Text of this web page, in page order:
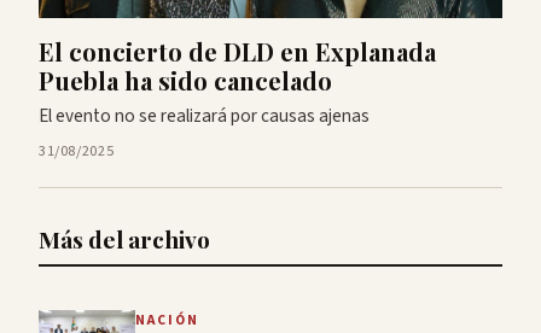
El concierto de DLD en Explanada
Puebla ha sido cancelado
El evento no se realizará por causas ajenas
31/08/2025
Más del archivo
NACIÓN